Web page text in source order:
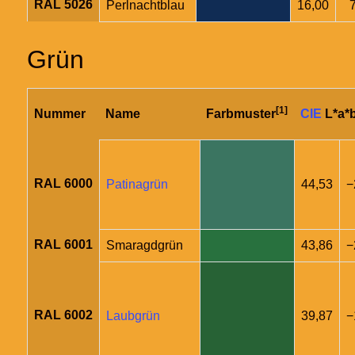
RAL 5026 Perlnachtblau 16,00
Grün
Nummer Name Farbmuster[1] CIE
RAL 6000 Patinagrün 44,53
RAL 6001 Smaragdgrün 43,86
RAL 6002 Laubgrün 39,87